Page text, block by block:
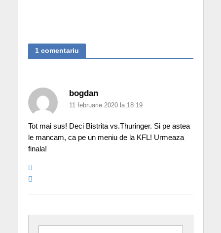
1 comentariu
bogdan
11 februarie 2020 la 18:19
Tot mai sus! Deci Bistrita vs.Thuringer. Si pe astea
le mancam, ca pe un meniu de la KFL! Urmeaza
finala!